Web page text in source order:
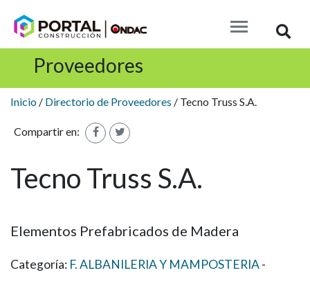
Proveedores
Inicio / Directorio de Proveedores / Tecno Truss S.A.
Compartir en:
Tecno Truss S.A.
Elementos Prefabricados de Madera
Categoría: F. ALBANILERIA Y MAMPOSTERIA